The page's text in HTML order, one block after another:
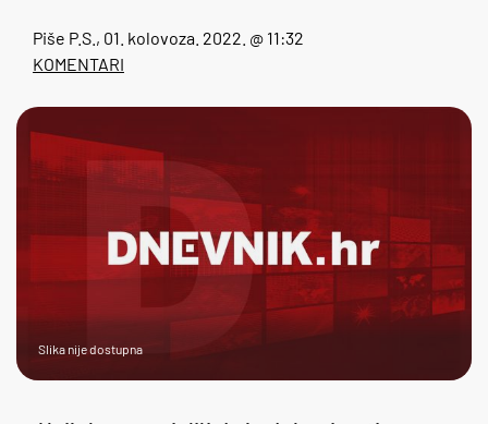
Piše P.S. , 01. kolovoza. 2022. @ 11:32
KOMENTARI
Slika nije dostupna